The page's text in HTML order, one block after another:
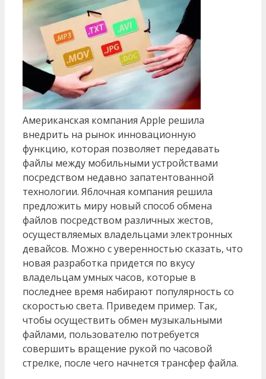
Американская компания Apple решила
внедрить на рынок инновационную
функцию, которая позволяет передавать
файлы между мобильными устройствами
посредством недавно запатентованной
технологии. Яблочная компания решила
предложить миру новый способ обмена
файлов посредством различных жестов,
осуществляемых владельцами электронных
девайсов. Можно с уверенностью сказать, что
новая разработка придется по вкусу
владельцам умных часов, которые в
последнее время набирают популярность со
скоростью света. Приведем пример. Так,
чтобы осуществить обмен музыкальными
файлами, пользователю потребуется
совершить вращение рукой по часовой
стрелке, после чего начнется трансфер файла.